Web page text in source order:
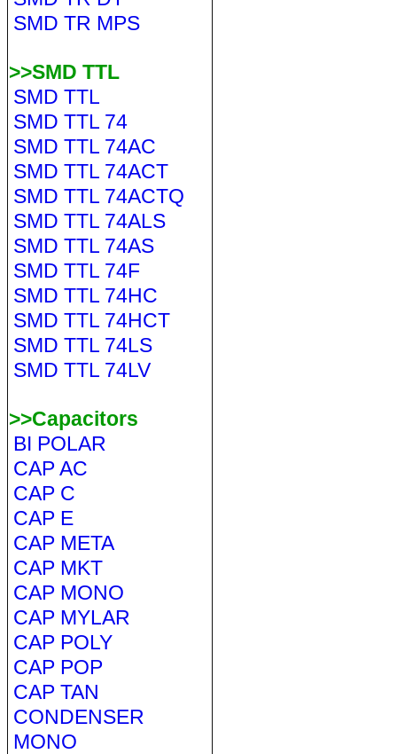
SMD TR MPS
>>SMD TTL
SMD TTL
SMD TTL 74
SMD TTL 74AC
SMD TTL 74ACT
SMD TTL 74ACTQ
SMD TTL 74ALS
SMD TTL 74AS
SMD TTL 74F
SMD TTL 74HC
SMD TTL 74HCT
SMD TTL 74LS
SMD TTL 74LV
>>Capacitors
BI POLAR
CAP AC
CAP C
CAP E
CAP META
CAP MKT
CAP MONO
CAP MYLAR
CAP POLY
CAP POP
CAP TAN
CONDENSER
MONO